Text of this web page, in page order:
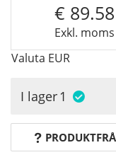
Exkl. moms
89.58
Valuta EUR
I lager 1